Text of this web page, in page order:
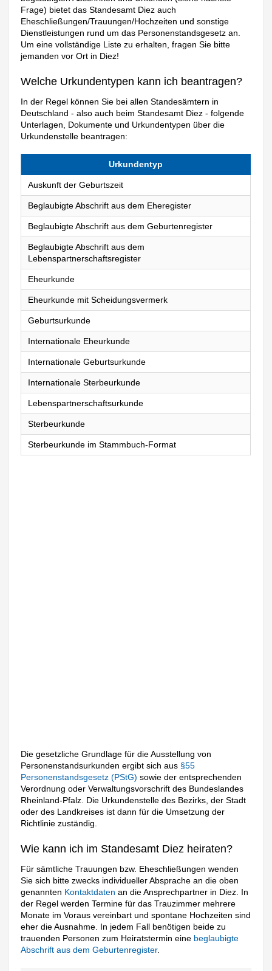
Frage) bietet das Standesamt Diez auch
Eheschließungen/Trauungen/Hochzeiten und sonstige
Dienstleistungen rund um das Personenstandsgesetz an.
Um eine vollständige Liste zu erhalten, fragen Sie bitte
jemanden vor Ort in Diez!
Welche Urkundentypen kann ich beantragen?
In der Regel können Sie bei allen Standesämtern in
Deutschland - also auch beim Standesamt Diez - folgende
Unterlagen, Dokumente und Urkundentypen über die
Urkundenstelle beantragen:
Urkundentyp
Auskunft der Geburtszeit
Beglaubigte Abschrift aus dem Eheregister
Beglaubigte Abschrift aus dem Geburtenregister
Beglaubigte Abschrift aus dem
Lebenspartnerschaftsregister
Eheurkunde
Eheurkunde mit Scheidungsvermerk
Geburtsurkunde
Internationale Eheurkunde
Internationale Geburtsurkunde
Internationale Sterbeurkunde
Lebenspartnerschaftsurkunde
Sterbeurkunde
Sterbeurkunde im Stammbuch-Format
Die gesetzliche Grundlage für die Ausstellung von
Personenstandsurkunden ergibt sich aus §55
Personenstandsgesetz (PStG)sowie der entsprechenden
Verordnung oder Verwaltungsvorschrift des Bundeslandes
Rheinland-Pfalz. Die Urkundenstelle des Bezirks, der Stadt
oder des Landkreises ist dann für die Umsetzung der
Richtlinie zuständig.
Wie kann ich im Standesamt Diez heiraten?
Für sämtliche Trauungen bzw. Eheschließungen wenden
Sie sich bitte zwecks individueller Absprache an die oben
genannten Kontaktdaten an die Ansprechpartner in Diez. In
der Regel werden Termine für das Trauzimmer mehrere
Monate im Voraus vereinbart und spontane Hochzeiten sind
eher die Ausnahme. In jedem Fall benötigen beide zu
trauenden Personen zum Heiratstermin eine beglaubigte
Abschrift aus dem Geburtenregister.